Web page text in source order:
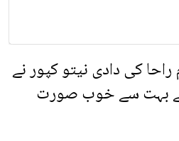
راحا کی دادی نیتو کپور نے
بہت سے خوب صورت